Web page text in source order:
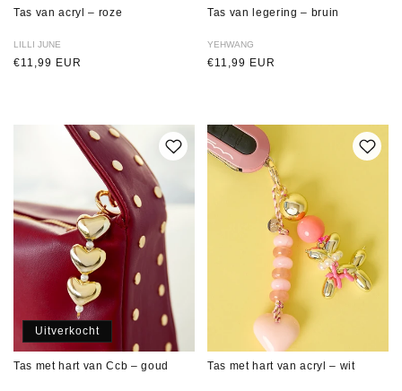
Tas van acryl – roze
Verkoper:
LILLI JUNE
Normale
€11,99 EUR
Tas van legering – bruin
Verkoper:
YEHWANG
Normale
€11,99 EUR
Uitverkocht
Tas met hart van Ccb – goud Tas met hart van acryl – wit